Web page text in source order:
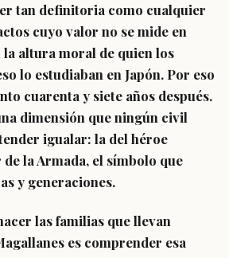
tan definitoria como cualquier
cuyo valor no se mide en
altura moral de quien los
lo estudiaban en Japón. Por eso
cuarenta y siete años después.
dimensión que ningún civil
igualar: la del héroe
la Armada, el símbolo que
y generaciones.
las familias que llevan
es comprender esa